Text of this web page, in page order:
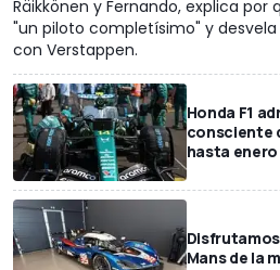
Räikkönen y Fernando, explica por
"un piloto completísimo" y
con Verstappen.
Honda F1
consciente
hasta enero
Disfrutamos
Mans de la